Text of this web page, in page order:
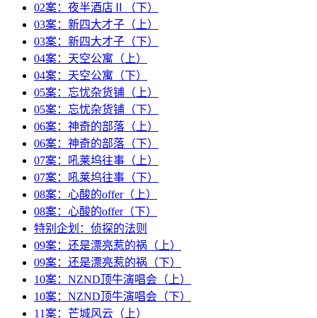
02案：夜半酒店Ⅱ（下）
03案：新四大才子（上）
03案：新四大才子（下）
04案：天空公寓（上）
04案：天空公寓（下）
05案：忘忧杂货铺（上）
05案：忘忧杂货铺（下）
06案：神奇的部落（上）
06案：神奇的部落（下）
07案：吼莱坞往事（上）
07案：吼莱坞往事（下）
08案：心酸的offer（上）
08案：心酸的offer（下）
特别企划：侦探的法则
09案：还是漂亮惹的祸（上）
09案：还是漂亮惹的祸（下）
10案：NZND顶牛演唱会（上）
10案：NZND顶牛演唱会（下）
11案：芒城风云（上）